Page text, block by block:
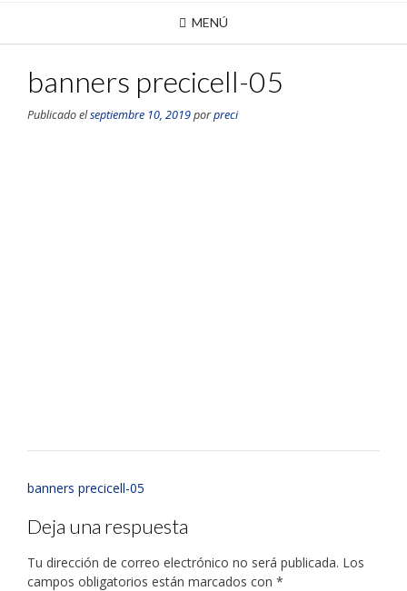
MENÚ
banners precicell-05
Publicado elseptiembre 10, 2019porpreci
banners precicell-05
Deja una respuesta
Tu dirección de correo electrónico no será publicada. Los
campos obligatorios están marcados con *